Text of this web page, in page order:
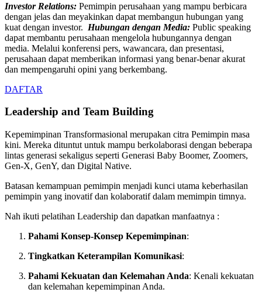
Investor Relations: Pemimpin perusahaan yang mampu berbicara
dengan jelas dan meyakinkan dapat membangun hubungan yang
kuat dengan investor. Hubungan dengan Media: Public speaking
dapat membantu perusahaan mengelola hubungannya dengan
media. Melalui konferensi pers, wawancara, dan presentasi,
perusahaan dapat memberikan informasi yang benar-benar akurat
dan mempengaruhi opini yang berkembang.
DAFTAR
Leadership and Team Building
Kepemimpinan Transformasional merupakan citra Pemimpin masa
kini. Mereka dituntut untuk mampu berkolaborasi dengan beberapa
lintas generasi sekaligus seperti Generasi Baby Boomer, Zoomers,
Gen-X, GenY, dan Digital Native.
Batasan kemampuan pemimpin menjadi kunci utama keberhasilan
pemimpin yang inovatif dan kolaboratif dalam memimpin timnya.
Nah ikuti pelatihan Leadership dan dapatkan manfaatnya :
Pahami Konsep-Konsep Kepemimpinan:
Tingkatkan Keterampilan Komunikasi:
Pahami Kekuatan dan Kelemahan Anda: Kenali kekuatan
dan kelemahan kepemimpinan Anda.